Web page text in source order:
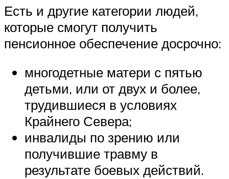
Есть и другие категории людей,
которые смогут получить
пенсионное обеспечение досрочно:
многодетные матери с пятью
детьми, или от двух и более,
трудившиеся в условиях
Крайнего Севера;
инвалиды по зрению или
получившие травму в
результате боевых действий.